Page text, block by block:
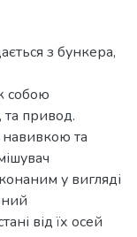
з бункера,
собою
привод.
та
у вигляді
від їх осей